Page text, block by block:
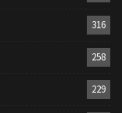
316
258
229